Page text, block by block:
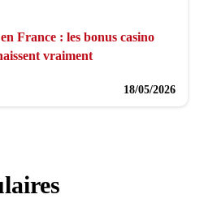
France : les bonus casino
vraiment
18/05/2026